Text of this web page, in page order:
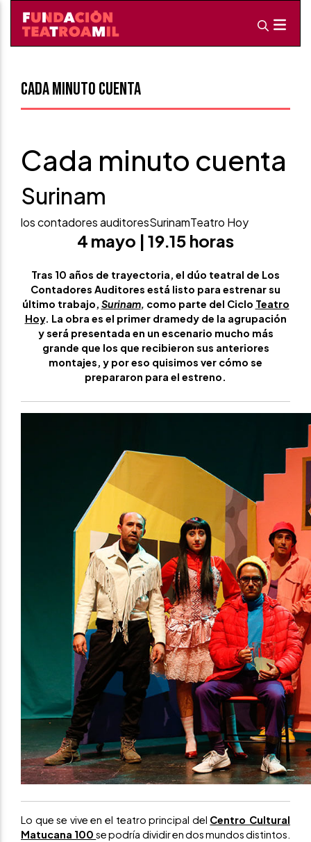
Cada minuto cuenta
Cada minuto cuenta
Surinam
los contadores auditoresSurinamTeatro Hoy
4 mayo | 19.15 horas
Tras 10 años de trayectoria, el dúo teatral de Los
Contadores Auditores está listo para estrenar su
último trabajo, Surinam, como parte del Ciclo Teatro
Hoy. La obra es el primer dramedy de la agrupación
y será presentada en un escenario mucho más
grande que los que recibieron sus anteriores
montajes, y por eso quisimos ver cómo se
prepararon para el estreno.
Lo que se vive en el teatro principal del Centro Cultural
Matucana 100se podría dividir en dos mundos distintos.